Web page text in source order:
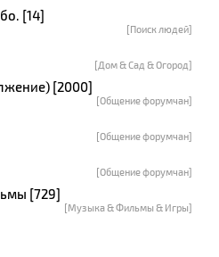
[14]
[Поиск людей]
[Дом & Сад & Огород]
[2000]
[Общение форумчан]
[Общение форумчан]
[Общение форумчан]
[729]
[Музыка & Фильмы & Игры]